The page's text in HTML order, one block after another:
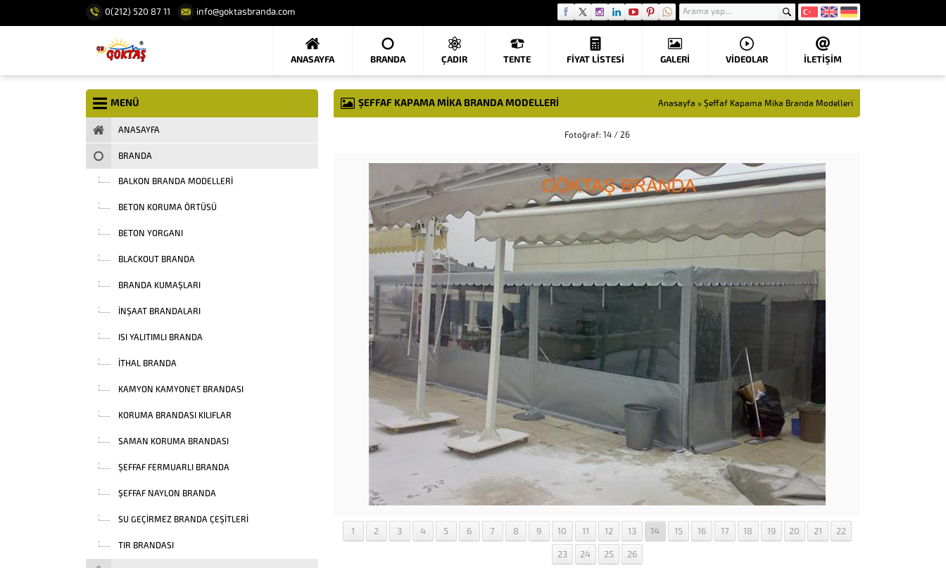
0(212) 520 87 11 info@goktasbranda.com
ANASAYFA BRANDA ÇADIR TENTE FIYAT LISTESI GALERİ VIDEOLAR İLETİŞİM
ŞEFFAF KAPAMA MIKA BRANDA MODELLERI Anasayfa » Şeffaf Kapama Mika Branda Modelleri
Fotoğraf: 14 / 26
1 2 3 4 5 6 7 8 9 10 11 12 13 14 15 16 17 18 19 20 21 22
23 24 25 26
MENÜ
ANASAYFA
BRANDA
BALKON BRANDA MODELLERI
BETON KORUMA ÖRTÜSÜ
BETON YORGANI
BLACKOUT BRANDA
BRANDA KUMAŞLARI
INŞAAT BRANDALARI
ISI YALITIMLI BRANDA
İTHAL BRANDA
KAMYON KAMYONET BRANDASI
KORUMA BRANDASI KILIFLAR
SAMAN KORUMA BRANDASI
ŞEFFAF FERMUARLI BRANDA
ŞEFFAF NAYLON BRANDA
SU GEÇIRMEZ BRANDA ÇEŞITLERI
TIR BRANDASI